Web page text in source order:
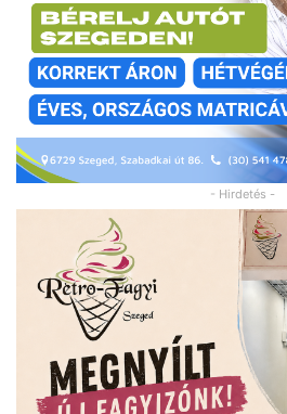
- Hirdetés -